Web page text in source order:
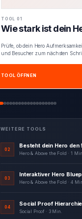
TOOL 02
Besteht dein Hero
Finde heraus, ob Besucher
Angebot gedacht ist und welchen
TOOL ÖFFNEN
WEITERE TOOLS
03
Interaktiver Hero
Hero & Above the Fold · 4 Min.
04
Social Proof Hierarchie
Social Proof · 3 Min.
05
Formular Feld-für-
Formularoptimierung · 4 Min.